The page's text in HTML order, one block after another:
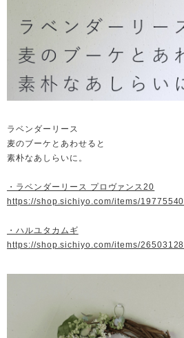
ラベンダーリース
麦のブーケとあわせると
素朴なあしらいに。
・ラベンダーリース プロヴァンス20
https://shop.sichiyo.com/items/19775540
・ハルユタカムギ
https://shop.sichiyo.com/items/26503128